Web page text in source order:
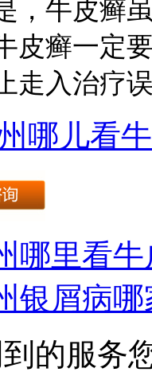
，牛皮癣
皮癣一定
走入治疗
哪儿看
哪里看
银屑病
的服务